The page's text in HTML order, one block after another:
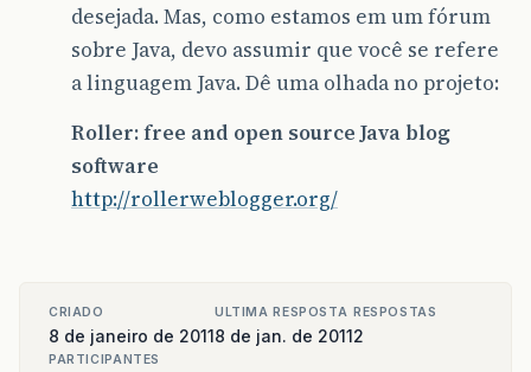
desejada. Mas, como estamos em um fórum
sobre Java, devo assumir que você se refere
a linguagem Java. Dê uma olhada no projeto:
Roller: free and open source Java blog
software
http://rollerweblogger.org/
CRIADO
8 de janeiro de 2011
ULTIMA RESPOSTA
8 de jan. de 2011
RESPOSTAS
2
PARTICIPANTES